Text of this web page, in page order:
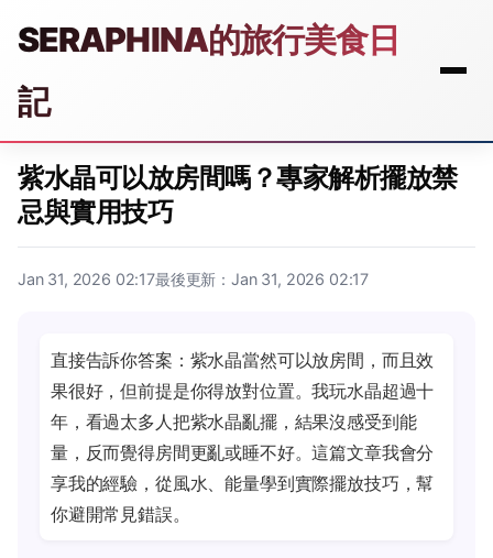
SERAPHINA的旅行美食日
記
紫水晶可以放房間嗎？專家解析擺放禁
忌與實用技巧
Jan 31, 2026 02:17最後更新：Jan 31, 2026 02:17
直接告訴你答案：紫水晶當然可以放房間，而且效
果很好，但前提是你得放對位置。我玩水晶超過十
年，看過太多人把紫水晶亂擺，結果沒感受到能
量，反而覺得房間更亂或睡不好。這篇文章我會分
享我的經驗，從風水、能量學到實際擺放技巧，幫
你避開常見錯誤。